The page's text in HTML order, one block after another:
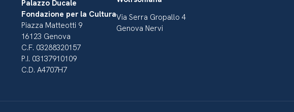
Palazzo Ducale
Fondazione per la Cultura
Piazza Matteotti 9
16123 Genova
C.F. 03288320157
P.I. 03137910109
C.D. A4707H7
Via Serra Gropallo 4
Genova Nervi